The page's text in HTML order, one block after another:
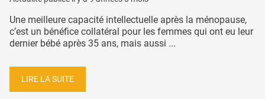
Une meilleure capacité intellectuelle après la ménopause,
c’est un bénéfice collatéral pour les femmes qui ont eu leur
dernier bébé après 35 ans, mais aussi ...
LIRE LA SUITE